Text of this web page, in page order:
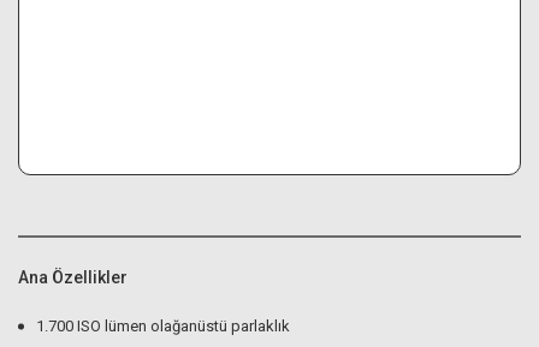
Ana Özellikler
1.700 ISO lümen olağanüstü parlaklık